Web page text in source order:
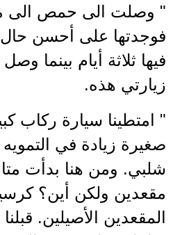
" وصلت الى حمص الى
فوجدتها على أحسن حال
فيها ثلاثة أيام
زيارتي هذه.
" امتطينا سيارة ركاب
صغيرة زيادة في
شلبي. ومن هنا بدأت
مقعدين ولكن أين؟
المقعدين الأصيلين.